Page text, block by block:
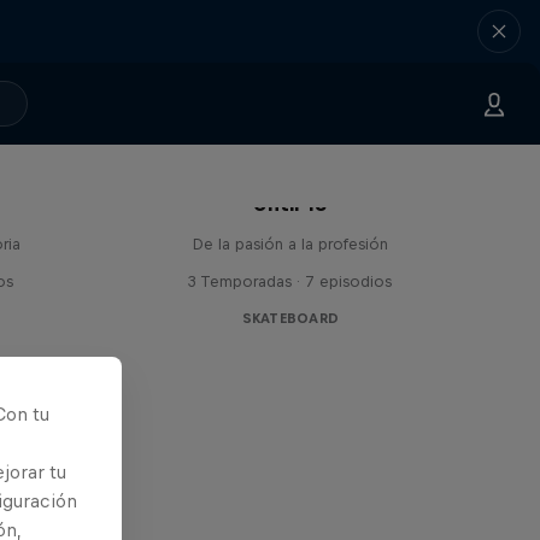
Until 18
De la pasión a la profesión
3 Temporadas · 7 episodios
SKATEBOARD
tu
tu